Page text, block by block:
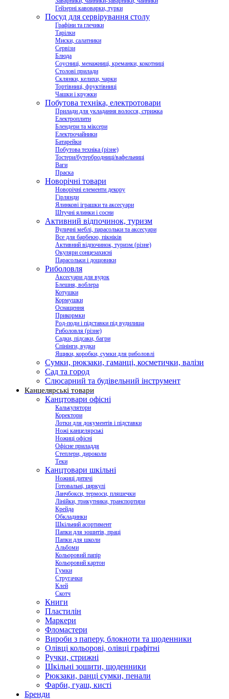
Гейзерні кавоварки, турки
Посуд для сервірування столу
Графіни та глечики
Тарілки
Миски, салатники
Сервізи
Блюда
Соусниці, менажниці, креманки, кокотниці
Столові прилади
Склянки, келихи, чарки
Тортівниці, фруктівниці
Чашки і кружки
Побутова техніка, електротовари
Прилади для укладання волосся, стрижка
Електроплити
Блендери та міксери
Електрочайники
Батарейки
Побутова техніка (різне)
Тостери/бутербродниці/вафельниці
Ваги
Праска
Новорічні товари
Новорічні елементи декору
Гірлянди
Ялинкові іграшки та аксесуари
Штучні ялинки і сосни
Активний відпочинок, туризм
Вуличні меблі, парасольки та аксесуари
Все для барбекю, пікніків
Активний відпочинок, туризм (різне)
Окуляри сонцезахисні
Парасольки і дощовики
Риболовля
Аксесуари для вудок
Блешня, воблера
Котушки
Кормушки
Оснащення
Прикормки
Род-поди і підставки під вудилища
Риболовля (різне)
Садки, підсаки, багри
Спінінги, вудки
Ящики, коробки, сумки для риболовлі
Сумки, рюкзаки, гаманці, косметички, валізи
Сад та город
Слюсарний та будівельний інструмент
Канцелярські товари
Канцтовари офісні
Калькулятори
Коректори
Лотки для документів і підставки
Ножі канцелярські
Ножиці офісні
Офісне приладдя
Степлери, дироколи
Теки
Канцтовари шкільні
Ножиці дитячі
Готовальні, циркулі
Ланчбокси, термоси, пляшечки
Лінійки, трикутники, транспортири
Крейда
Обкладинки
Шкільний асортимент
Папки для зошитів, праці
Папки для школи
Альбоми
Кольоровий папір
Кольоровий картон
Гумки
Стругачки
Клей
Скотч
Книги
Пластилін
Маркери
Фломастери
Вироби з паперу, блокноти та щоденники
Олівці кольорові, олівці графітні
Ручки, стрижні
Шкільні зошити, щоденники
Рюкзаки, ранці сумки, пенали
Фарби, гуаш, кисті
Бренди